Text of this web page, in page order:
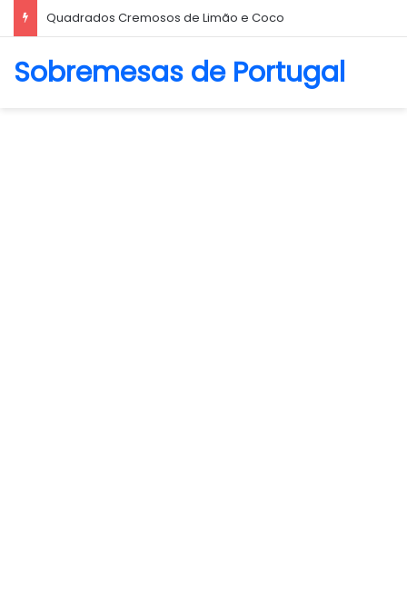
Quadrados Cremosos de Limão e Coco
Sobremesas de Portugal